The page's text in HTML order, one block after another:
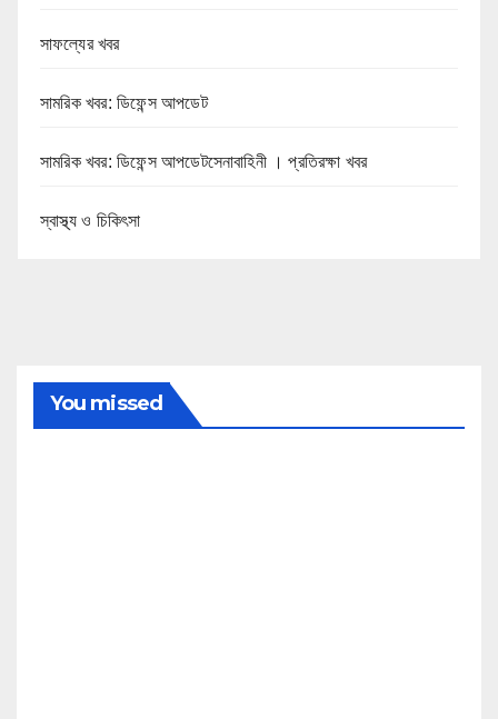
সাফল্যের খবর
সামরিক খবর: ডিফেন্স আপডেট
সামরিক খবর: ডিফেন্স আপডেটসেনাবাহিনী । প্রতিরক্ষা খবর
স্বাস্থ্য ও চিকিৎসা
You missed